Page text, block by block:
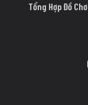
Tổng Hợp Đồ